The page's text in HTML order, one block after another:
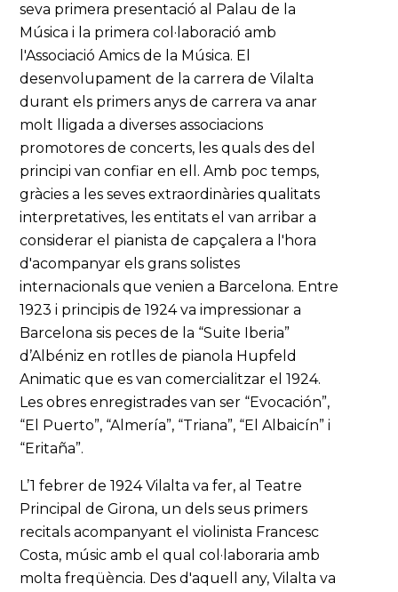
seva primera presentació al Palau de la
Música i la primera col·laboració amb
l'Associació Amics de la Música. El
desenvolupament de la carrera de Vilalta
durant els primers anys de carrera va anar
molt lligada a diverses associacions
promotores de concerts, les quals des del
principi van confiar en ell. Amb poc temps,
gràcies a les seves extraordinàries qualitats
interpretatives, les entitats el van arribar a
considerar el pianista de capçalera a l'hora
d'acompanyar els grans solistes
internacionals que venien a Barcelona. Entre
1923 i principis de 1924 va impressionar a
Barcelona sis peces de la “Suite Iberia”
d’Albéniz en rotlles de pianola Hupfeld
Animatic que es van comercialitzar el 1924.
Les obres enregistrades van ser “Evocación”,
“El Puerto”, “Almería”, “Triana”, “El Albaicín” i
“Eritaña”.
L’1 febrer de 1924 Vilalta va fer, al Teatre
Principal de Girona, un dels seus primers
recitals acompanyant el violinista Francesc
Costa, músic amb el qual col·laboraria amb
molta freqüència. Des d'aquell any, Vilalta va